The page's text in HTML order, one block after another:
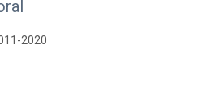
2020